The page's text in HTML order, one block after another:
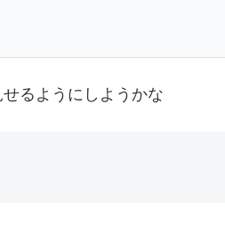
るようにしようかな